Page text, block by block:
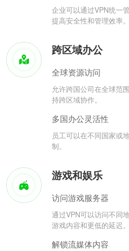
企业可以通过VPN统一
提高安全性和管理效率。
跨区域办公
全球资源访问
允许跨国公司在全球范
持跨区域协作。
多国办公灵活性
员工可以在不同国家或
制。
游戏和娱乐
访问游戏服务器
通过VPN可以访问不同
游戏内容和更低的延迟。
解锁流媒体内容